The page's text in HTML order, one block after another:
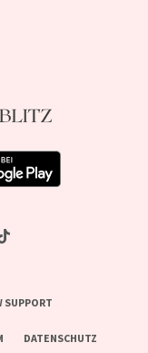
SUPPORT
DATENSCHUTZ